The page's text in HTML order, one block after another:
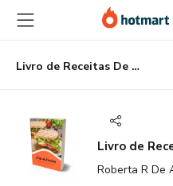
para
conteúdo
principal
para
pagamento
para
rodapé
Livro de Receitas De Lanches Saudáveis
Livro de
Roberta R De